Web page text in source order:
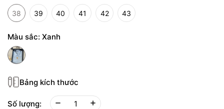
38 39 40 41 42 43
Màu sắc: Xanh
Bảng kích thước
Số lượng: